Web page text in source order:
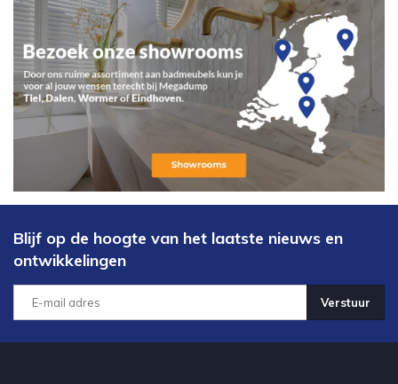
Blijf op de hoogte van het laatste nieuws en
ontwikkelingen
Verstuur